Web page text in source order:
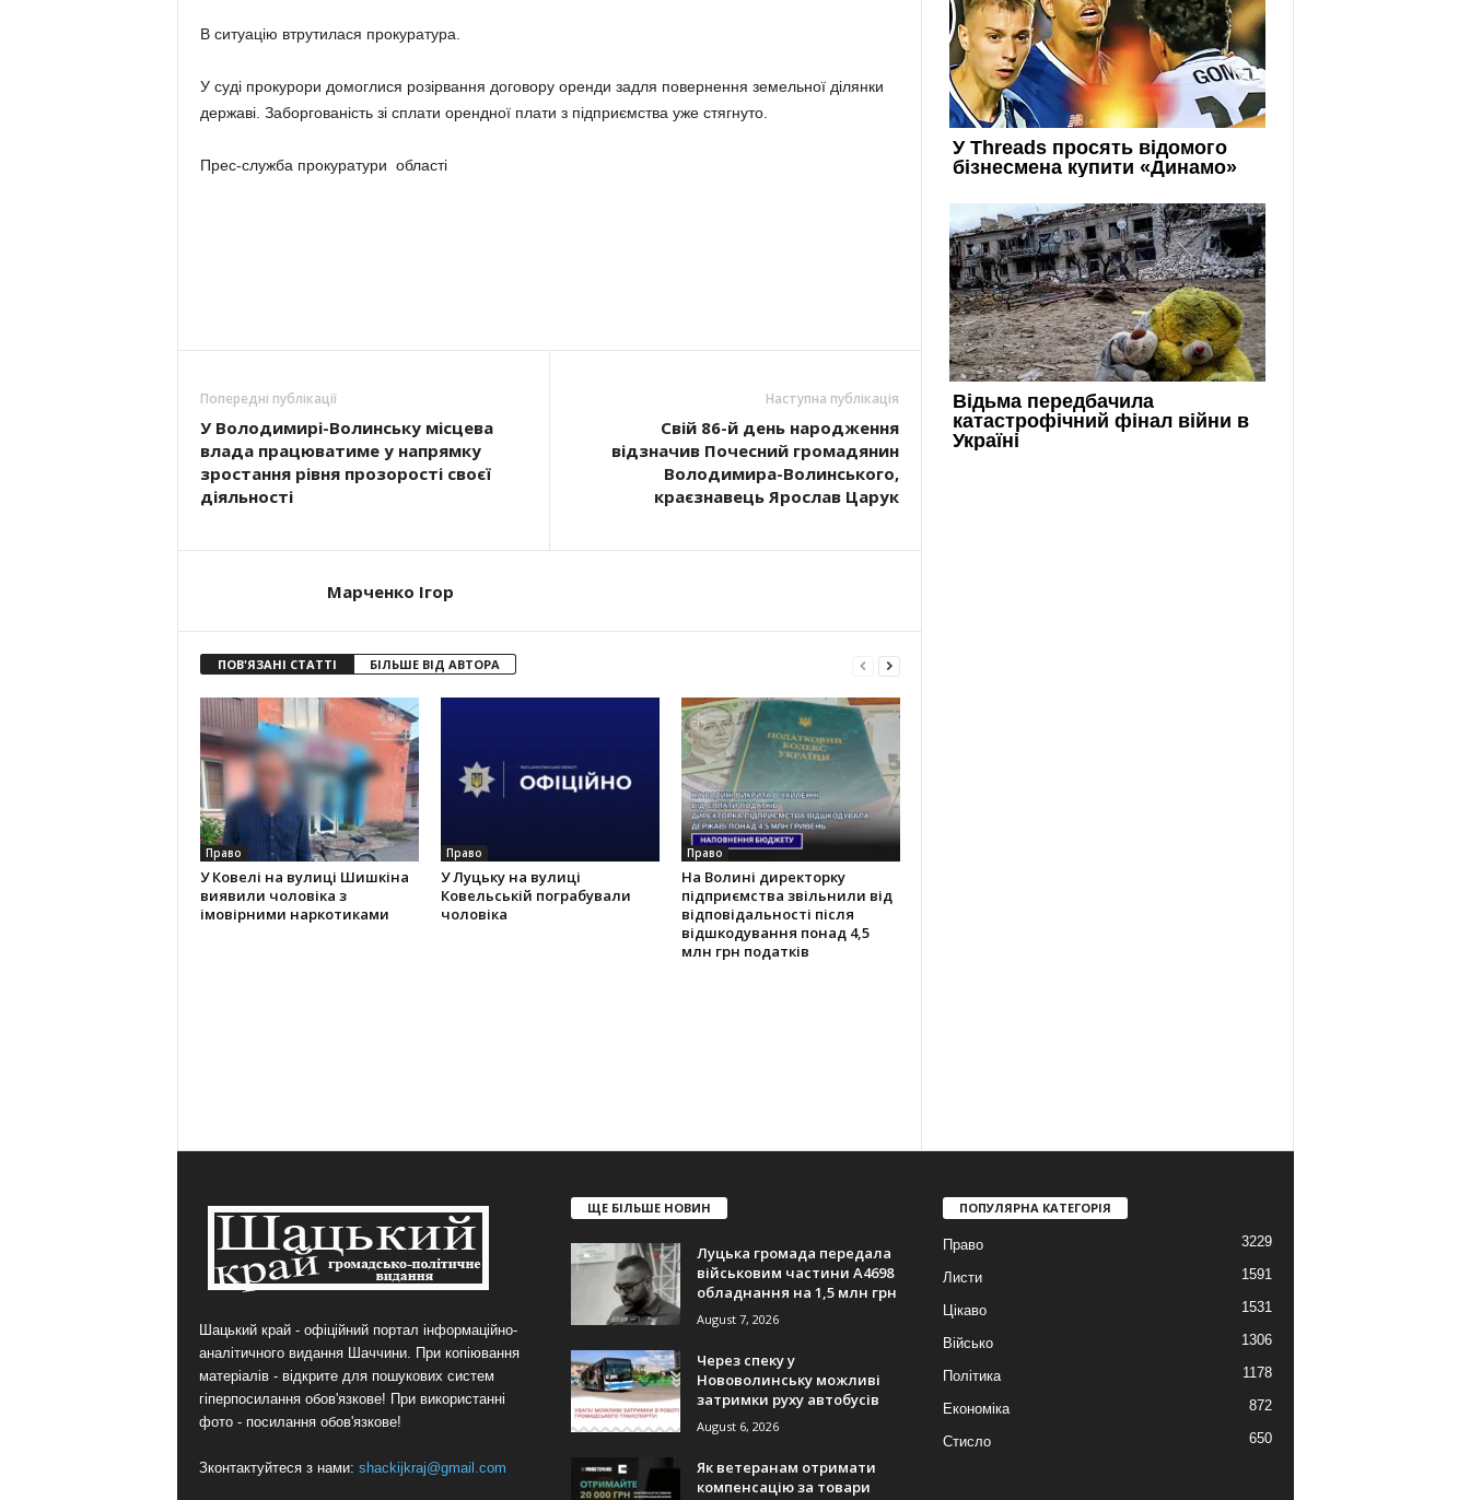
В ситуацію втрутилася прокуратура.
У суді прокурори домоглися розірвання договору оренди задля повернення земельної ділянки
державі. Заборгованість зі сплати орендної плати з підприємства уже стягнуто.
Прес-служба прокуратури області
Попередні публікації
У Володимирі-Волинську місцева
влада працюватиме у напрямку
зростання рівня прозорості своєї
діяльності
Наступна публікація
Свій 86-й день народження
відзначив Почесний громадянин
Володимира-Волинського,
краєзнавець Ярослав Царук
Марченко Ігор
ПОВ'ЯЗАНІ СТАТТІ БІЛЬШЕ ВІД АВТОРА
Право
У Ковелі на вулиці Шишкіна
виявили чоловіка з
імовірними наркотиками
Право
У Луцьку на вулиці
Ковельській пограбували
чоловіка
Право
На Волині директорку
підприємства звільнили від
відповідальності після
відшкодування понад 4,5
млн грн податків
Шацький край - офіційний портал інформаційно-
аналітичного видання Шаччини. При копіювання
матеріалів - відкрите для пошукових систем
гіперпосилання обов'язкове! При використанні
фото - посилання обов'язкове!
Зконтактуйтеся з нами: shackijkraj@gmail.com
ЩЕ БІЛЬШЕ НОВИН
Луцька громада передала
військовим частини А4698
обладнання на 1,5 млн грн
August 7, 2026
Через спеку у
Нововолинську можливі
затримки руху автобусів
August 6, 2026
Як ветеранам отримати
компенсацію за товари
ПОПУЛЯРНА КАТЕГОРІЯ
Право 3229
Листи 1591
Цікаво 1531
Військо 1306
Політика 1178
Економіка 872
Стисло 650